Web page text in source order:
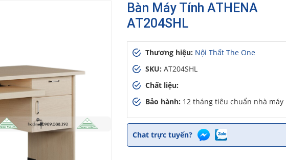
Bàn Máy Tính ATHENA
AT204SHL
Thương hiệu: Nội Thất The One
SKU: AT204SHL
Chất liệu:
Bảo hành: 12 tháng tiêu chuẩn nhà máy
Chat trực tuyến?